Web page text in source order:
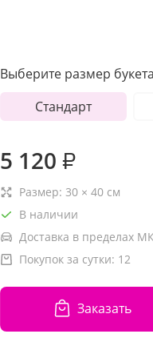
Выберите размер
Стандарт
5 120 ₽
Размер: 30 × 40 см
В наличии
Доставка в пределах
Покупок за сутки: 12
Заказать